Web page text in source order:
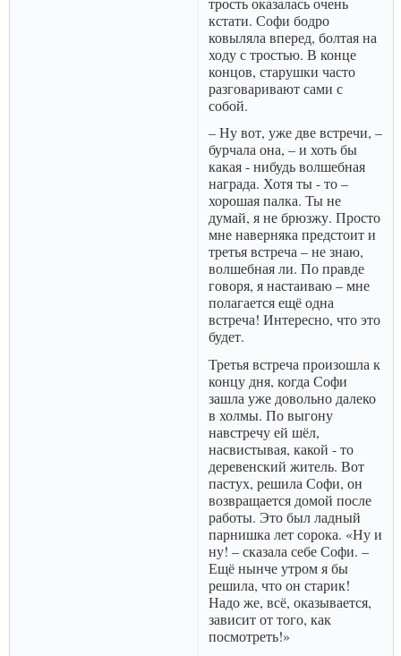
кстати. Софи бодро
ковыляла вперед, болтая на
ходу с тростью. В конце
концов, старушки часто
разговаривают сами с
собой.
– Ну вот, уже две встречи, –
бурчала она, – и хоть бы
какая - нибудь волшебная
награда. Хотя ты - то –
хорошая палка. Ты не
думай, я не брюзжу. Просто
мне наверняка предстоит и
третья встреча – не знаю,
волшебная ли. По правде
говоря, я настаиваю – мне
полагается ещё одна
встреча! Интересно, что это
будет.
Третья встреча произошла к
концу дня, когда Софи
зашла уже довольно далеко
в холмы. По выгону
навстречу ей шёл,
насвистывая, какой - то
деревенский житель. Вот
пастух, решила Софи, он
возвращается домой после
работы. Это был ладный
парнишка лет сорока. «Ну и
ну! – сказала себе Софи. –
Ещё нынче утром я бы
решила, что он старик!
Надо же, всё, оказывается,
зависит от того, как
посмотреть!»